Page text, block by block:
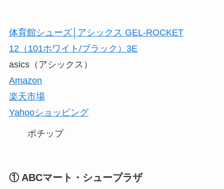
体育館シューズ│アシックス GEL-ROCKET
12（101ホワイト/ブラック）3E
asics（アシックス）
Amazon
楽天市場
Yahooショッピング
ポチップ
① ABCマート・シュープラザ